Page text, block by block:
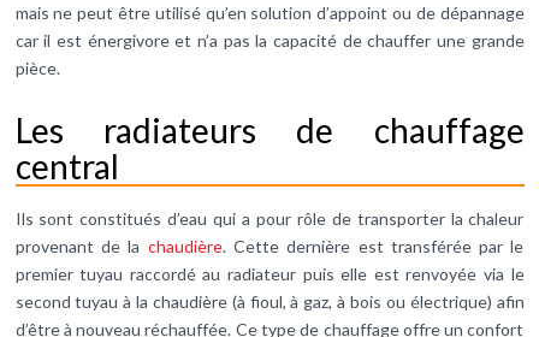
mais ne peut être utilisé qu’en solution d’appoint ou de dépannage
car il est énergivore et n’a pas la capacité de chauffer une grande
pièce.
Les radiateurs de chauffage
central
Ils sont constitués d’eau qui a pour rôle de transporter la chaleur
provenant de la chaudière. Cette dernière est transférée par le
premier tuyau raccordé au radiateur puis elle est renvoyée via le
second tuyau à la chaudière (à fioul, à gaz, à bois ou électrique) afin
d’être à nouveau réchauffée. Ce type de chauffage offre un confort